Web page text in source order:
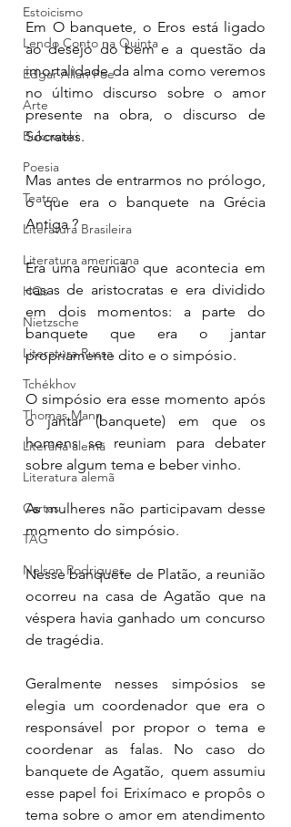
Estoicismo
Lendo Conto na Quinta
Edgar Allan Poe
Arte
Bukowiski
Poesia
Teatro
Literatura Brasileira
Literatura americana
HQs
Nietzsche
Literatura Russa
Tchékhov
Thomas Mann
Literária alemã
Literatura alemã
Cartas
TAG
Nelson Rodrigues
Em O banquete, o Eros está ligado
ao desejo do bem e a questão da
imortalidade da alma como veremos
no último discurso sobre o amor
presente na obra, o discurso de
Sócrates.
Mas antes de entrarmos no prólogo,
o que era o banquete na Grécia
Antiga ?
Era uma reunião que acontecia em
casas de aristocratas e era dividido
em dois momentos: a parte do
banquete que era o jantar
propriamente dito e o simpósio.
O simpósio era esse momento após
o jantar (banquete) em que os
homens se reuniam para debater
sobre algum tema e beber vinho.
As mulheres não participavam desse
momento do simpósio.
Nesse banquete de Platão, a reunião
ocorreu na casa de Agatão que na
véspera havia ganhado um concurso
de tragédia.
Geralmente nesses simpósios se
elegia um coordenador que era o
responsável por propor o tema e
coordenar as falas. No caso do
banquete de Agatão,  quem assumiu
esse papel foi Erixímaco e propôs o
tema sobre o amor em atendimento